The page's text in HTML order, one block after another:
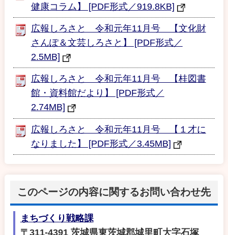
健康コラム】 [PDF形式／919.8KB]
広報しろさと 令和元年11月号 【文化財
さんぽ＆文芸しろさと】 [PDF形式／
2.5MB]
広報しろさと 令和元年11月号 【桂図書
館・資料館だより】 [PDF形式／
2.74MB]
広報しろさと 令和元年11月号 【１才に
なりました】 [PDF形式／3.45MB]
このページの内容に関するお問い合わせ先
まちづくり戦略課
〒311-4391 茨城県東茨城郡城里町大字石塚